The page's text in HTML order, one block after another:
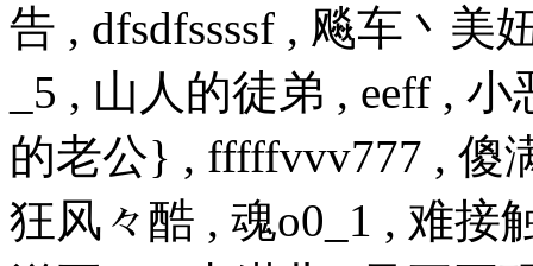
告 , dfsdfssssf , 飚车丶美
_5 , 山人的徒弟 , eeff ,
的老公} , fffffvvv777 , 傻
狂风々酷 , 魂o0_1 , 难接